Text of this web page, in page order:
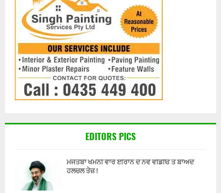
EDITORS PICS
ਮੋਜਤਬਾ ਖਮੇਨੀ ਵਾਰੇ ਈਰਾਨ ਦੇ ਨਵੇਂ ਵੀਡੀਓ ਤੋਂ ਬਾਅਦ
ਹਲਚਲ ਤੇਜ਼ !